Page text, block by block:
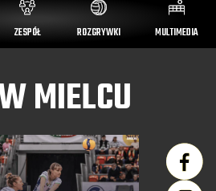
ZESPÓŁ ROZGRYWKI MULTIMEDIA
MIELCU